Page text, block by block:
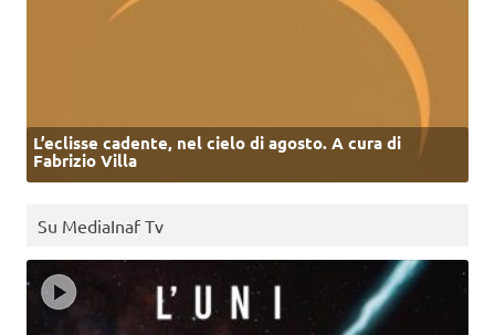
L’eclisse cadente, nel cielo di agosto. A cura di
Fabrizio Villa
Su MediaInaf Tv